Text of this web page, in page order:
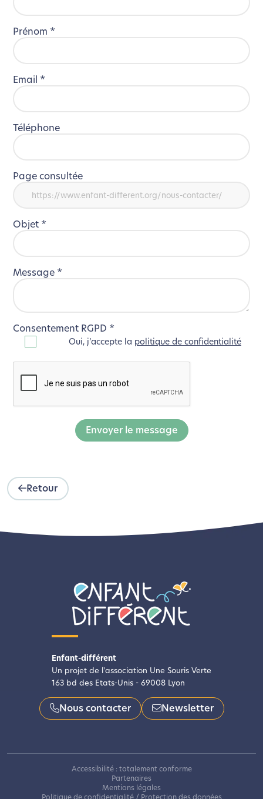
Prénom *
Email *
Téléphone
Page consultée
Objet *
Message *
Consentement RGPD *
Oui, j’accepte la politique de confidentialité
Envoyer le message
Retour
Enfant-différent
Un projet de l'association Une Souris Verte
163 bd des Etats-Unis - 69008 Lyon
Nous contacter Newsletter
Accessibilité : totalement conforme
Partenaires
Mentions légales
Politique de confidentialité / Protection des données